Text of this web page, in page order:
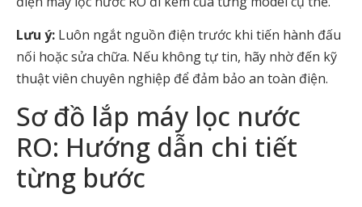
Lưu ý: Luôn ngắt nguồn điện trước khi tiến hành đấu
nối hoặc sửa chữa. Nếu không tự tin, hãy nhờ đến kỹ
thuật viên chuyên nghiệp để đảm bảo an toàn điện.
Sơ đồ lắp máy lọc nước
RO: Hướng dẫn chi tiết
từng bước